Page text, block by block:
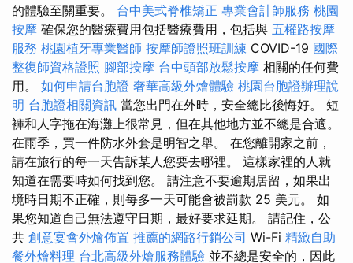
的體驗至關重要。 台中美式脊椎矯正 專業會計師服務 桃園
按摩 確保您的醫療費用包括醫療費用，包括與 五權路按摩
服務 桃園植牙專業醫師 按摩師證照班訓練 COVID-19 國際
整復師資格證照 腳部按摩 台中頭部放鬆按摩 相關的任何費
用。 如何申請台胞證 奢華高級外燴體驗 桃園台胞證辦理說
明 台胞證相關資訊 當您出門在外時，安全總比後悔好。 短
褲和人字拖在海灘上很常見，但在其他地方並不總是合適。
在雨季，買一件防水外套是明智之舉。 在您離開家之前，
請在旅行的每一天告訴某人您要去哪裡。 這樣家裡的人就
知道在需要時如何找到您。 請注意不要逾期居留，如果出
境時日期不正確，則每多一天可能會被罰款 25 美元。 如
果您知道自己無法遵守日期，最好要求延期。 請記住，公
共 創意宴會外燴佈置 推薦的網路行銷公司 Wi-Fi 精緻自助
餐外燴料理 台北高級外燴服務體驗 並不總是安全的，因此